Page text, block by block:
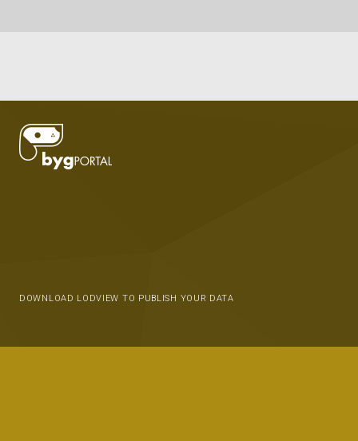
DOWNLOAD LODVIEW TO PUBLISH YOUR DATA